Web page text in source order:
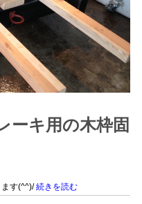
ーキ用の木枠固
ます(^^)/続きを読む